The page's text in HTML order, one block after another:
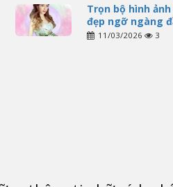
Trọn bộ hình
đẹp ngỡ ngàng
11/03/2026 3